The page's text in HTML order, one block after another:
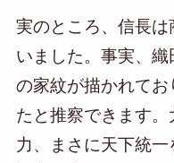
実のところ、信長
いました。事実、
の家紋が描かれて
たと推察できます
力、まさに天下統